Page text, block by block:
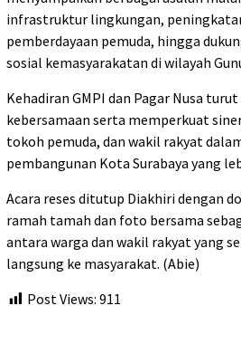
infrastruktur lingkungan,
pemberdayaan pemuda, hingga
sosial kemasyarakatan di wilayah
Kehadiran GMPI dan Pagar Nusa
kebersamaan serta memperkuat
tokoh pemuda, dan wakil rakyat
pembangunan Kota Surabaya yang
Acara reses ditutup Diakhiri dengan
ramah tamah dan foto bersama
antara warga dan wakil rakyat yang
langsung ke masyarakat. (Abie)
Post Views: 911